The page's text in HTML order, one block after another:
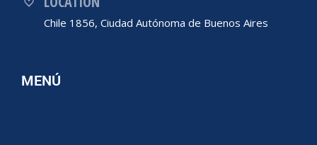
Chile 1856, Ciudad Autónoma de Buenos Aires
MENÚ